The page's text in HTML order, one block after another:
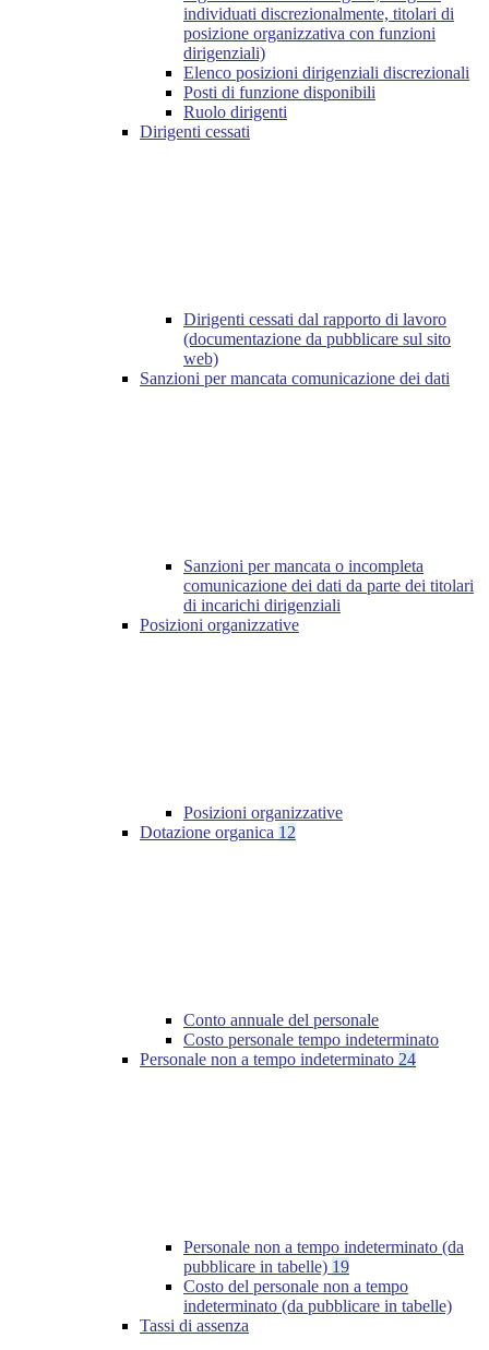
individuati discrezionalmente, titolari di
posizione organizzativa con funzioni
dirigenziali)
Elenco posizioni dirigenziali discrezionali
Posti di funzione disponibili
Ruolo dirigenti
Dirigenti cessati
Dirigenti cessati dal rapporto di lavoro
(documentazione da pubblicare sul sito
web)
Sanzioni per mancata comunicazione dei dati
Sanzioni per mancata o incompleta
comunicazione dei dati da parte dei titolari
di incarichi dirigenziali
Posizioni organizzative
Posizioni organizzative
Dotazione organica 12
Conto annuale del personale
Costo personale tempo indeterminato
Personale non a tempo indeterminato 24
Personale non a tempo indeterminato (da
pubblicare in tabelle) 19
Costo del personale non a tempo
indeterminato (da pubblicare in tabelle)
Tassi di assenza